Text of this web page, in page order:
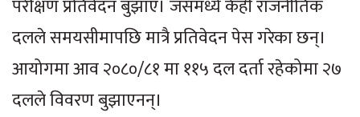
परीक्षण प्रतिवेदन बुझाए। जसमध्ये केही राजनीतिक
दलले समयसीमापछि मात्रै प्रतिवेदन पेस गरेका छन्।
आयोगमा आव २०८०/८१ मा ११५ दल दर्ता रहेकोमा २७
दलले विवरण बुझाएनन्।